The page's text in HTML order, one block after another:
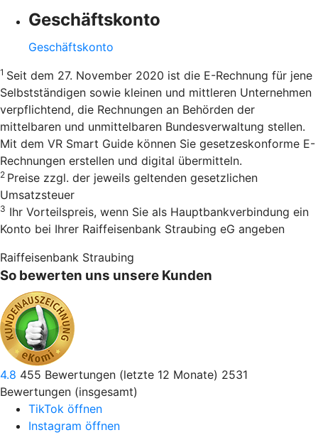
Geschäftskonto
Geschäftskonto
1 Seit dem 27. November 2020 ist die E-Rechnung für jene
Selbstständigen sowie kleinen und mittleren Unternehmen
verpflichtend, die Rechnungen an Behörden der
mittelbaren und unmittelbaren Bundesverwaltung stellen.
Mit dem VR Smart Guide können Sie gesetzeskonforme E-
Rechnungen erstellen und digital übermitteln.
2 Preise zzgl. der jeweils geltenden gesetzlichen
Umsatzsteuer
3 Ihr Vorteilspreis, wenn Sie als Hauptbankverbindung ein
Konto bei Ihrer Raiffeisenbank Straubing eG angeben
Raiffeisenbank Straubing
So bewerten uns unsere Kunden
4.8 455 Bewertungen (letzte 12 Monate) 2531
Bewertungen (insgesamt)
TikTok öffnen
Instagram öffnen